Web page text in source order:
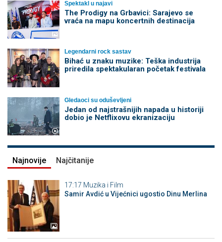
Spektakl u najavi
The Prodigy na Grbavici: Sarajevo se
vraća na mapu koncertnih destinacija
Legendarni rock sastav
Bihać u znaku muzike: Teška industrija
priredila spektakularan početak festivala
Gledaoci su oduševljeni
Jedan od najstrašnijih napada u historiji
dobio je Netflixovu ekranizaciju
Najnovije Najčitanije
17:17 Muzika i Film
Samir Avdić u Vijećnici ugostio Dinu Merlina